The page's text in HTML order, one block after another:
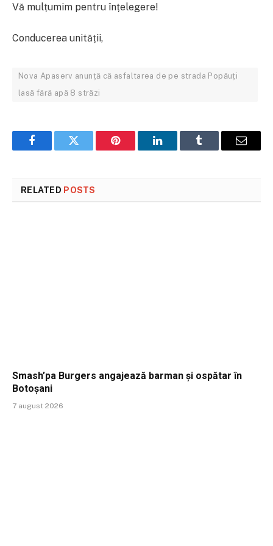
Vă mulțumim pentru înțelegere!
Conducerea unității,
Nova Apaserv anunță că asfaltarea de pe strada Popăuți
lasă fără apă 8 străzi
FacebookTwitter Pinterest LinkedInTumblr Email
RELATED POSTS
Smash’pa Burgers angajează barman și ospătar în
Botoșani
7 august 2026